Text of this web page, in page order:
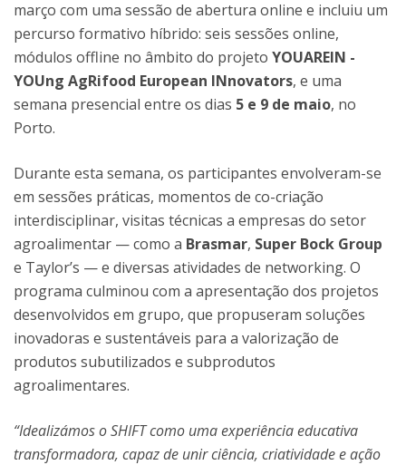
março com uma sessão de abertura online e incluiu um
percurso formativo híbrido: seis sessões online,
módulos offline no âmbito do projeto YOUAREIN -
YOUng AgRifood European INnovators, e uma
semana presencial entre os dias 5 e 9 de maio, no
Porto.
Durante esta semana, os participantes envolveram-se
em sessões práticas, momentos de co-criação
interdisciplinar, visitas técnicas a empresas do setor
agroalimentar — como a Brasmar, Super Bock Group
e Taylor’s — e diversas atividades de networking. O
programa culminou com a apresentação dos projetos
desenvolvidos em grupo, que propuseram soluções
inovadoras e sustentáveis para a valorização de
produtos subutilizados e subprodutos
agroalimentares.
“Idealizámos o SHIFT como uma experiência educativa
transformadora, capaz de unir ciência, criatividade e ação